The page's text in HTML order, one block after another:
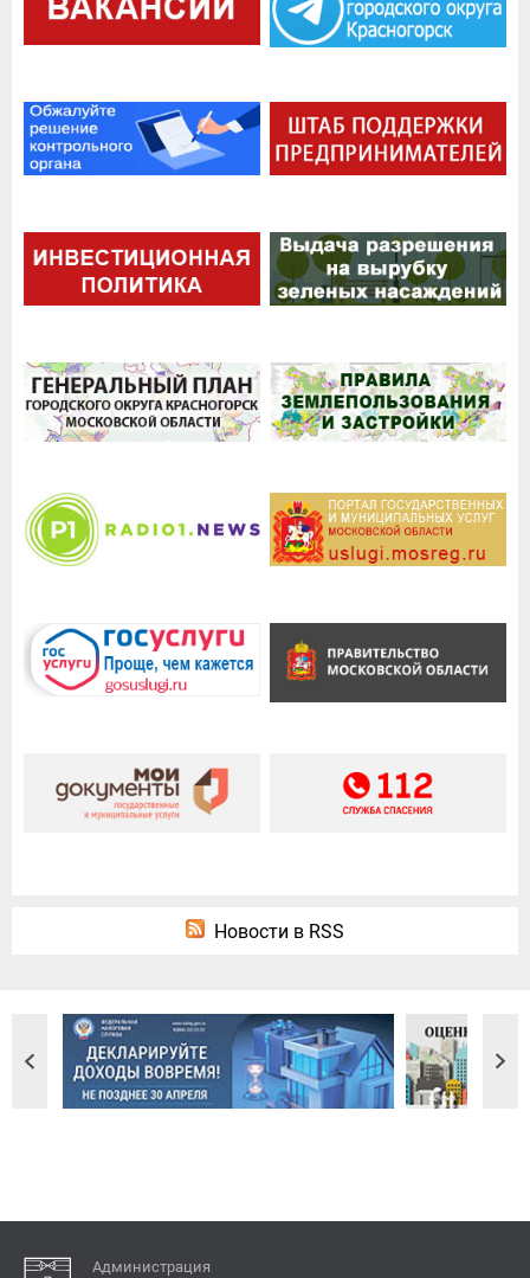
Новости в RSS
Администрация